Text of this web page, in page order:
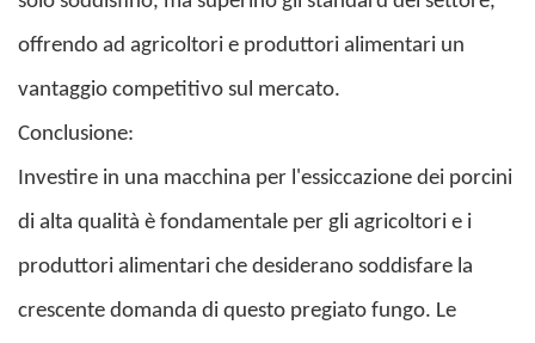
offrendo ad agricoltori e produttori alimentari un
vantaggio competitivo sul mercato.
Conclusione:
Investire in una macchina per l'essiccazione dei porcini
di alta qualità è fondamentale per gli agricoltori e i
produttori alimentari che desiderano soddisfare la
crescente domanda di questo pregiato fungo. Le